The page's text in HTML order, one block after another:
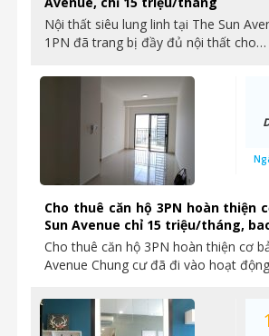
Nội thất siêu lung linh tại The Sun
1PN đã trang bị đầy đủ nội thất cho…
Cho thuê căn hộ 3PN hoàn thiện
Sun Avenue chỉ 15 triệu/tháng,
Cho thuê căn hộ 3PN hoàn thiện cơ
Avenue Chung cư đã đi vào hoạt